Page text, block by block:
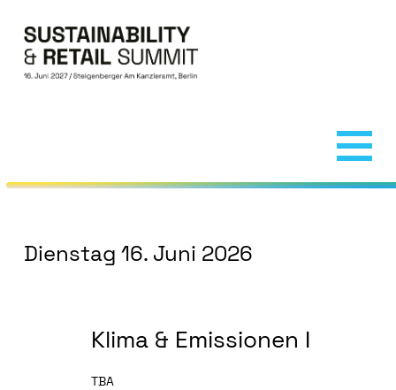
Downloadbereich
Welcome Reception
Dienstag 16. Juni 2026
Klima & Emissionen I
TBA